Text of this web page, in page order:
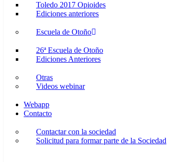
Toledo 2017 Opioides
Ediciones anteriores
Escuela de Otoño
26ª Escuela de Otoño
Ediciones Anteriores
Otras
Videos webinar
Webapp
Contacto
Contactar con la sociedad
Solicitud para formar parte de la Sociedad